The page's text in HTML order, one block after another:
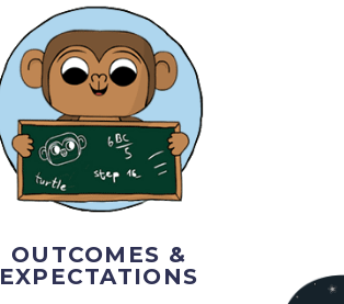
OUTCOMES &
EXPECTATIONS